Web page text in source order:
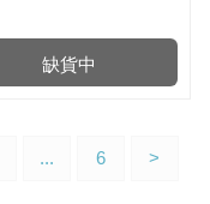
缺貨中
... 6 >